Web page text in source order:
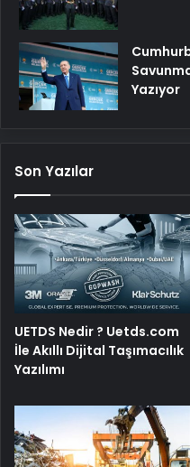
Yazıyor
Son Yazılar
UETDS Nedir ? Uetds.com
İle Akıllı Dijital Taşımacılık
Yazılımı